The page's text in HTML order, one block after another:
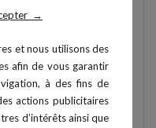
→
et nous utilisons des
afin de vous garantir
à des fins de
actions publicitaires
d’intérêts ainsi que